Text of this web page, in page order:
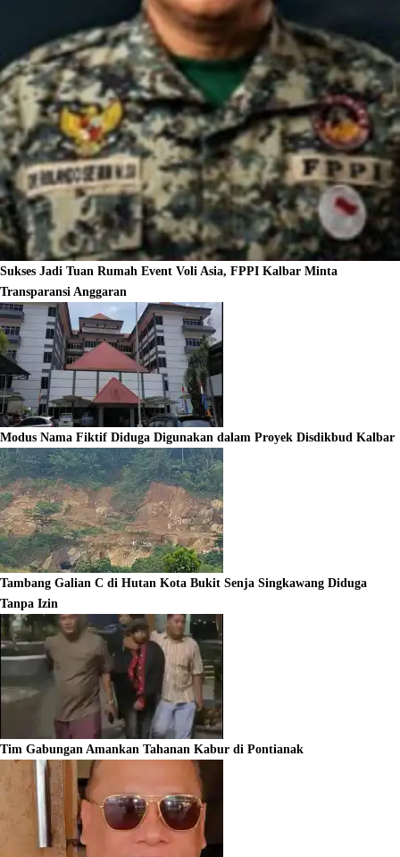
Sukses Jadi Tuan Rumah Event Voli Asia, FPPI Kalbar Minta
Transparansi Anggaran
Modus Nama Fiktif Diduga Digunakan dalam Proyek Disdikbud Kalbar
Tambang Galian C di Hutan Kota Bukit Senja Singkawang Diduga
Tanpa Izin
Tim Gabungan Amankan Tahanan Kabur di Pontianak